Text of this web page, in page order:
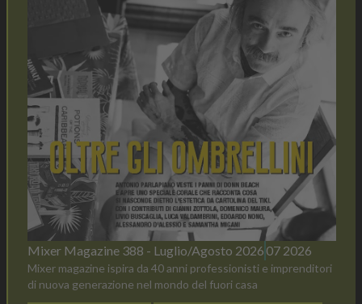
Mixer Magazine 388 - Luglio/Agosto 2026 07 2026
Mixer magazine ispira da 40 anni professionisti e imprenditori
di nuova generazione nel mondo del fuori casa